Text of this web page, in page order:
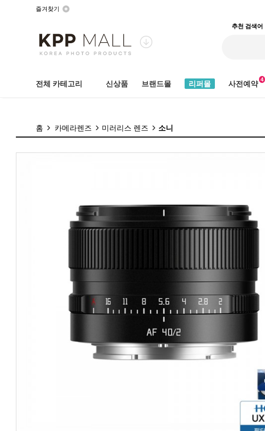
즐겨찾기
추천 검색어
전체 카테고리 신상품 브랜드몰 리퍼몰 사전예약 4
홈 카메라렌즈 미러리스 렌즈 소니